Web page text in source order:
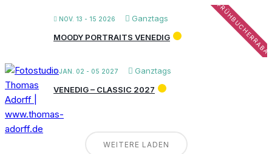
NOV. 13 - 15 2026 Ganztags
MOODY PORTRAITS VENEDIG
JAN. 02 - 05 2027
Ganztags
VENEDIG – CLASSIC 2027
WEITERE LADEN